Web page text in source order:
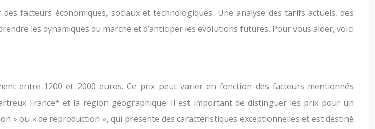
facteurs économiques, sociaux et technologiques. Une analyse des tarifs actuels, des
les dynamiques du marché et d’anticiper les évolutions futures. Pour vous aider, voici
entre 1200 et 2000 euros. Ce prix peut varier en fonction des facteurs mentionnés
France* et la région géographique. Il est important de distinguer les prix pour un
» ou « de reproduction », qui présente des caractéristiques exceptionnelles et est destiné